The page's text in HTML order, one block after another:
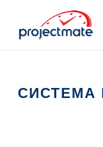
СИСТЕМА